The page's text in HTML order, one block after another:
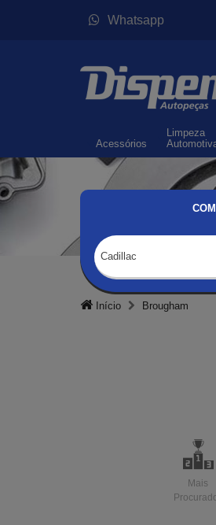
Whatsapp
Acessórios
Limpeza
Cadillac
Início Brougham
Mais